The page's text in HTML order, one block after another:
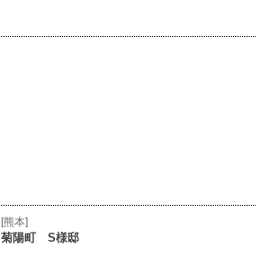
[熊本]
菊陽町 S様邸